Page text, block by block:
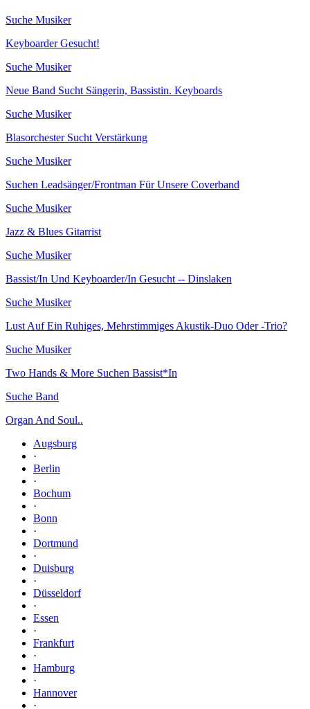
Suche Musiker
Keyboarder Gesucht!
Suche Musiker
Neue Band Sucht Sängerin, Bassistin. Keyboards
Suche Musiker
Blasorchester Sucht Verstärkung
Suche Musiker
Suchen Leadsänger/Frontman Für Unsere Coverband
Suche Musiker
Jazz & Blues Gitarrist
Suche Musiker
Bassist/In Und Keyboarder/In Gesucht -- Dinslaken
Suche Musiker
Lust Auf Ein Ruhiges, Mehrstimmiges Akustik-Duo Oder -Trio?
Suche Musiker
Two Hands & More Suchen Bassist*In
Suche Band
Organ And Soul..
Augsburg
·
Berlin
·
Bochum
·
Bonn
·
Dortmund
·
Duisburg
·
Düsseldorf
·
Essen
·
Frankfurt
·
Hamburg
·
Hannover
·